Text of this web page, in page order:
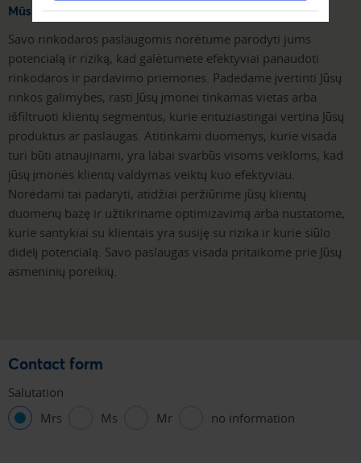
Mūsų sprendimai jums ir jūsų įmonei
Savo rinkodaros paslaugomis norėtume parodyti jums
potencialą ir riziką, kad galėtumėte efektyviai panaudoti
rinkodaros ir pardavimo priemones. Padedame įvertinti Jūsų
rinkos galimybes, rasti Jūsų įmonei tinkamas vietas arba
išfiltruoti klientų segmentus, kurie entuziastingai vertina Jūsų
produktus ar paslaugas. Atitinkami duomenys, kurie visada
turi būti atnaujinami, yra labai svarbūs visoms veikloms, kad
jūsų įmonės klientų valdymas veiktų kuo efektyviau.
Norėdami tai padaryti, atidžiai peržiūrime jūsų klientų
duomenų bazę ir užtikriname optimizavimą arba nustatome,
kurie santykiai su klientais yra susiję su rizika ir kurie siūlo
didelį potencialą. Savo paslaugas visada pritaikome prie Jūsų
asmeninių poreikių.
Contact form
Salutation
Mrs
Ms Mr no information